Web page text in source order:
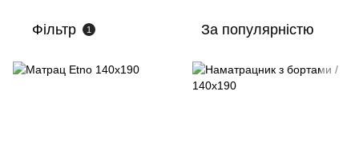
Фільтр 1 За популярністю